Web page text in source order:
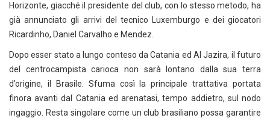
Horizonte, giacché il presidente del club, con lo stesso metodo, ha
già annunciato gli arrivi del tecnico Luxemburgo e dei giocatori
Ricardinho, Daniel Carvalho e Mendez.
Dopo esser stato a lungo conteso da Catania ed Al Jazira, il futuro
del centrocampista carioca non sarà lontano dalla sua terra
d’origine, il Brasile. Sfuma così la principale trattativa portata
finora avanti dal Catania ed arenatasi, tempo addietro, sul nodo
ingaggio. Resta singolare come un club brasiliano possa garantire